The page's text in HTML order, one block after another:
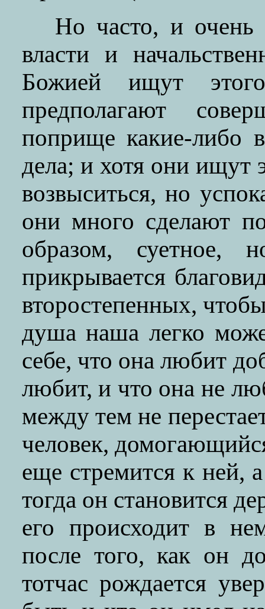
Но часто, и очень
власти и
Божией ищут
предполагают
поприще какие-либо
дела; и хотя они ищут
возвыситься, но
они много сделают
образом, суетное,
прикрывается
второстепенных,
душа наша легко
себе, что она любит
любит, и что она не
между тем не
человек,
еще стремится к ней,
тогда он становится
его происходит в
после того, как он
тотчас рождается